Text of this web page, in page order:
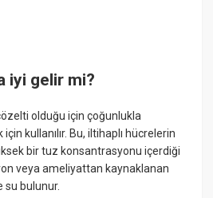
iyi gelir mi?
olduğu için çoğunlukla
kullanılır. Bu, iltihaplı hücrelerin
bir tuz konsantrasyonu içerdiği
veya ameliyattan kaynaklanan
su bulunur.